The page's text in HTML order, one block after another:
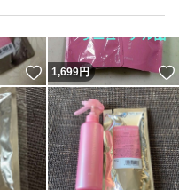
いいね！
1,699円